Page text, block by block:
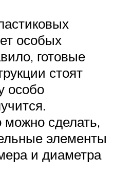
особых
готовые
стоят
особо
можно сделать,
элементы
и диаметра